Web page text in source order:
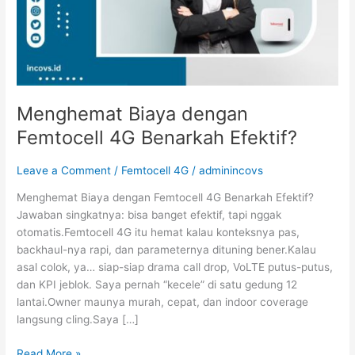
Menghemat Biaya dengan
Femtocell 4G Benarkah Efektif?
Leave a Comment / Femtocell 4G /adminincovs
Menghemat Biaya dengan Femtocell 4G Benarkah Efektif?
Jawaban singkatnya: bisa banget efektif, tapi nggak
otomatis.Femtocell 4G itu hemat kalau konteksnya pas,
backhaul-nya rapi, dan parameternya dituning bener.Kalau
asal colok, ya… siap-siap drama call drop, VoLTE putus-putus,
dan KPI jeblok. Saya pernah “kecele” di satu gedung 12
lantai.Owner maunya murah, cepat, dan indoor coverage
langsung cling.Saya […]